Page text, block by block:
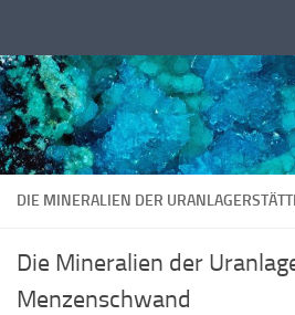
DIE MINERALIEN DER
Die Mineralien der
Menzenschwand